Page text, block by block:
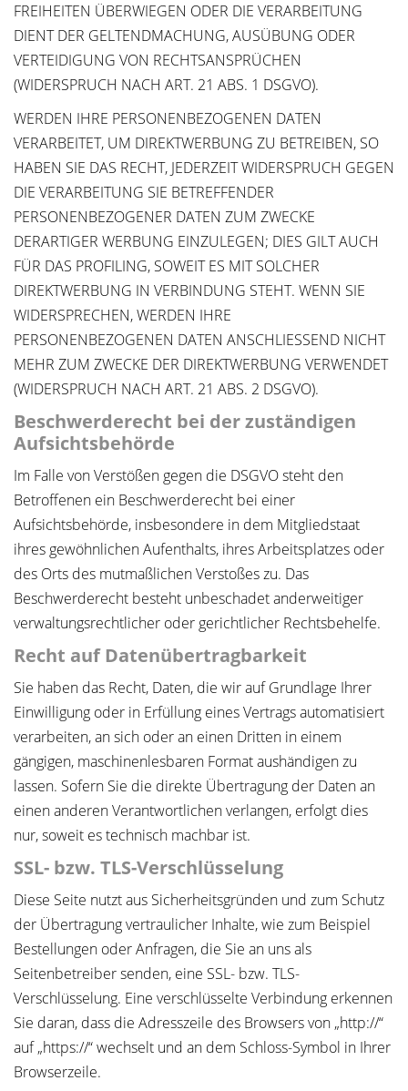
FREIHEITEN ÜBERWIEGEN ODER DIE VERARBEITUNG
DIENT DER GELTENDMACHUNG, AUSÜBUNG ODER
VERTEIDIGUNG VON RECHTSANSPRÜCHEN
(WIDERSPRUCH NACH ART. 21 ABS. 1 DSGVO).
WERDEN IHRE PERSONENBEZOGENEN DATEN
VERARBEITET, UM DIREKTWERBUNG ZU BETREIBEN, SO
HABEN SIE DAS RECHT, JEDERZEIT WIDERSPRUCH GEGEN
DIE VERARBEITUNG SIE BETREFFENDER
PERSONENBEZOGENER DATEN ZUM ZWECKE
DERARTIGER WERBUNG EINZULEGEN; DIES GILT AUCH
FÜR DAS PROFILING, SOWEIT ES MIT SOLCHER
DIREKTWERBUNG IN VERBINDUNG STEHT. WENN SIE
WIDERSPRECHEN, WERDEN IHRE
PERSONENBEZOGENEN DATEN ANSCHLIESSEND NICHT
MEHR ZUM ZWECKE DER DIREKTWERBUNG VERWENDET
(WIDERSPRUCH NACH ART. 21 ABS. 2 DSGVO).
Beschwerderecht bei der zuständigen
Aufsichtsbehörde
Im Falle von Verstößen gegen die DSGVO steht den
Betroffenen ein Beschwerderecht bei einer
Aufsichtsbehörde, insbesondere in dem Mitgliedstaat
ihres gewöhnlichen Aufenthalts, ihres Arbeitsplatzes oder
des Orts des mutmaßlichen Verstoßes zu. Das
Beschwerderecht besteht unbeschadet anderweitiger
verwaltungsrechtlicher oder gerichtlicher Rechtsbehelfe.
Recht auf Datenübertragbarkeit
Sie haben das Recht, Daten, die wir auf Grundlage Ihrer
Einwilligung oder in Erfüllung eines Vertrags automatisiert
verarbeiten, an sich oder an einen Dritten in einem
gängigen, maschinenlesbaren Format aushändigen zu
lassen. Sofern Sie die direkte Übertragung der Daten an
einen anderen Verantwortlichen verlangen, erfolgt dies
nur, soweit es technisch machbar ist.
SSL- bzw. TLS-Verschlüsselung
Diese Seite nutzt aus Sicherheitsgründen und zum Schutz
der Übertragung vertraulicher Inhalte, wie zum Beispiel
Bestellungen oder Anfragen, die Sie an uns als
Seitenbetreiber senden, eine SSL- bzw. TLS-
Verschlüsselung. Eine verschlüsselte Verbindung erkennen
Sie daran, dass die Adresszeile des Browsers von „http://“
auf „https://“ wechselt und an dem Schloss-Symbol in Ihrer
Browserzeile.